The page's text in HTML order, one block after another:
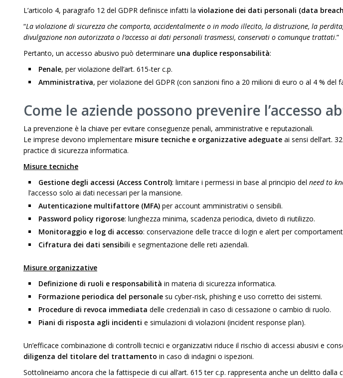
L’articolo 4, paragrafo 12 del GDPR definisce infatti la violazione dei dati personali (data
“La violazione di sicurezza che comporta, accidentalmente o in modo illecito, la distruzione, la
divulgazione non autorizzata o l’accesso ai dati personali trasmessi, conservati o comunque trattati.”
Pertanto, un accesso abusivo può determinare una duplice responsabilità:
Penale, per violazione dell’art. 615-ter c.p.
Amministrativa, per violazione del GDPR (con sanzioni fino a 20 milioni di euro o al 4 % del
Come le aziende possono prevenire l’accesso
La prevenzione è la chiave per evitare conseguenze penali, amministrative e reputazionali.
Le imprese devono implementare misure tecniche e organizzative adeguate ai sensi dell’art.
practice di sicurezza informatica.
Misure tecniche
Gestione degli accessi (Access Control): limitare i permessi in base al principio del need to
l’accesso solo ai dati necessari per la mansione.
Autenticazione multifattore (MFA) per account amministrativi o sensibili.
Password policy rigorose: lunghezza minima, scadenza periodica, divieto di riutilizzo.
Monitoraggio e log di accesso: conservazione delle tracce di login e alert per
Cifratura dei dati sensibili e segmentazione delle reti aziendali.
Misure organizzative
Definizione di ruoli e responsabilità in materia di sicurezza informatica.
Formazione periodica del personale su cyber-risk, phishing e uso corretto dei sistemi.
Procedure di revoca immediata delle credenziali in caso di cessazione o cambio di ruolo.
Piani di risposta agli incidenti e simulazioni di violazioni (incident response plan).
Un’efficace combinazione di controlli tecnici e organizzativi riduce il rischio di accessi abusivi e
diligenza del titolare del trattamento in caso di indagini o ispezioni.
Sottolineiamo ancora che la fattispecie di cui all’art. 615 ter c.p. rappresenta anche un delitto dalla